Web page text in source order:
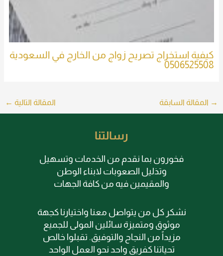
كيفية استخراج تصريح زواج من الخارج في السعودية
0506525508
→ المقالة السابقة المقالة التالية ←
رسالتنا
فخورون بما نقدم من الخدمات وتسهيل
وتذليل الصعوبات لابناء الوطن
والمقيمين فيه من كافة الجهات
نشكر كل من يتواصل معنا واختيارنا كجهة
موثوق ومتميزة سائلين المولى للجميع
مزيداً من النجاح والتوفيق. تقبلوا خالص
تحياتنا كفريق واحد نحو العمل الواحد